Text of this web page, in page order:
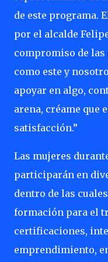
de este programa.
por el alcalde
compromiso de
como este y
apoyar en algo,
arena, créame que
satisfacción.”
Las mujeres
participarán en
dentro de las
formación para el
certificaciones,
emprendimiento,